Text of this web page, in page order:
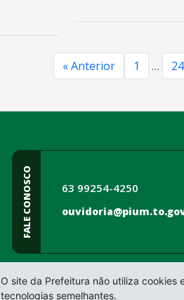
« Anterior 1 … 24
O site da Prefeitura não utiliza cookies
tecnologias semelhantes.
FALE CONOSCO 63 99254-4250